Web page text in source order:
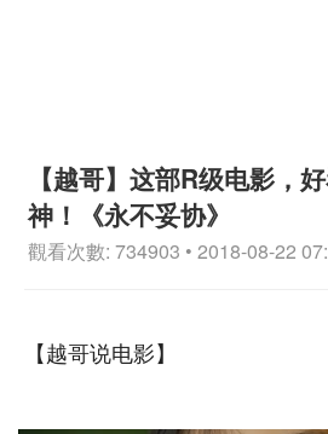
【越哥】这部R级电影，
神！《永不妥协》
觀看次數: 734903 • 2018-08-22
【越哥说电影】